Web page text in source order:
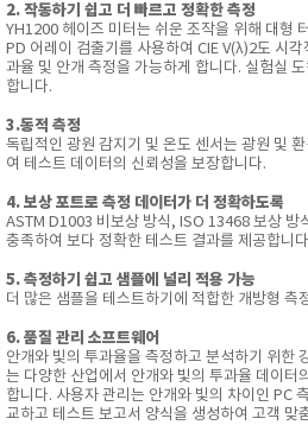
2. 작동하기 쉽고 더 빠르고 정확한 측정
YH1200 헤이즈 미터는 쉬운 조작을 위해 대형
PD 어레이 검출기를 사용하여 CIE V(λ)2도 시
과율 및 안개 측정을 가능하게 합니다. 실험실
합니다.
3.동적 측정
독립적인 광원 감지기 및 온도 센서는 광원 및
여 테스트 데이터의 신뢰성을 보장합니다.
4. 보상 포트로 측정 데이터가 더 정확하도록
ASTM D1003 비보상 방식, ISO 13468 보상 방
충족하여 보다 정확한 테스트 결과를 제공합니
5. 측정하기 쉽고 샘플에 널리 적용 가능
더 많은 샘플을 테스트하기에 적합한 개방형 측
6. 품질 관리 소프트웨어
안개와 빛의 투과율을 측정하고 분석하기 위한
는 다양한 산업에서 안개와 빛의 투과율 데이터
합니다. 사용자 관리는 안개와 빛의 차이인 PC
교하고 테스트 보고서 양식을 생성하여 고객 맞